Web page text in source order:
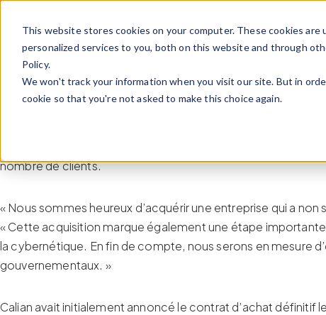
This website stores cookies on your computer. These cookies
personalized services to you, both on this website and through
Policy.
We won't track your information when you visit our site. But in
cookie so that you're not asked to make this choice again.
OTTAWA, 1
Group Ltd. (TSX :
santé, des communications, de l’apprentissage et de la
L’acquisition de Decisive, une entreprise chef de file
Calian. De plus, cet ajout permet au portefeuille de TI et
nombre de clients.
« Nous sommes heureux d’acquérir une entreprise qui a
« Cette acquisition marque également une étape
la cybernétique. En fin de compte, nous serons en mesure
gouvernementaux. »
Calian avait initialement annoncé le contrat d’achat définitif